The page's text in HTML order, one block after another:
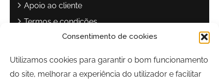
Consentimento de cookies
Utilizamos cookies para garantir o bom funcionamento
do site, melhorar a experiência do utilizador e facilitar
Apoio ao cliente
Termos e condições
Política de privacidade
Contactos